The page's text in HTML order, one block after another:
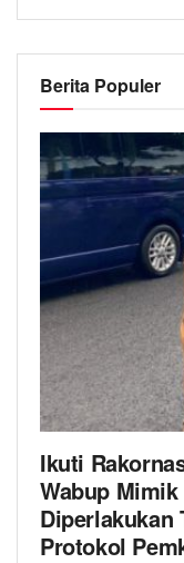
Berita Populer
Ikuti
Wabup Mimik
Diperlakukan
Protokol